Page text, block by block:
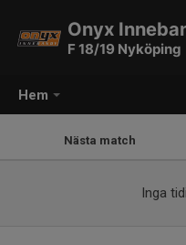
Hem
Onyx
F 18/19 Nyköping
Nästa match
Inga